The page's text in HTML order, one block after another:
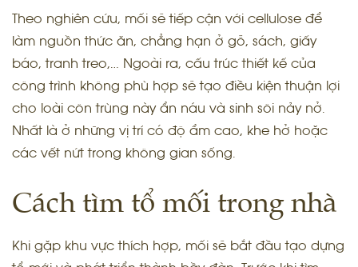
Theo nghiên cứu, mối sẽ tiếp cận với cellulose để
làm nguồn thức ăn, chẳng hạn ở gỗ, sách, giấy
báo, tranh treo,… Ngoài ra, cấu trúc thiết kế của
công trình không phù hợp sẽ tạo điều kiện thuận lợi
cho loài côn trùng này ẩn náu và sinh sôi nảy nở.
Nhất là ở những vị trí có độ ẩm cao, khe hở hoặc
các vết nứt trong không gian sống.
Cách tìm tổ mối trong nhà
Khi gặp khu vực thích hợp, mối sẽ bắt đầu tạo dựng